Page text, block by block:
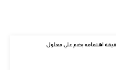
اهتمامه بضم علي معلول